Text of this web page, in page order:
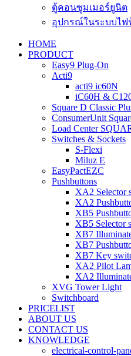
ตู้คอนซูมเมอร์ยูนิต
อุปกรณ์ในระบบไฟ
HOME
PRODUCT
Easy9 Plug-On
Acti9
acti9 ic60N
iC60H &
Square D Classic
ConsumerUnit
Load Center
Switches & Sockets
S-Flexi
Miluz E
EasyPactEZC
Pushbuttons
XA2 Selector
XA2
XB5
XB5 Selector
XB7
XB7
XB7 Key
XA2 Pilot
XA2
XVG Tower Light
Switchboard
PRICELIST
ABOUT US
CONTACT US
KNOWLEDGE
electrical-control-